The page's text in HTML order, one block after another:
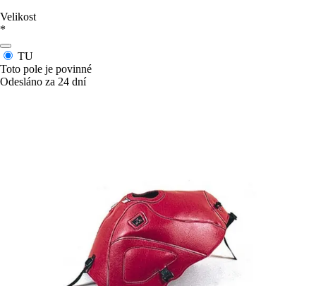
Velikost
*
TU
Toto pole je povinné
Odesláno za 24 dní